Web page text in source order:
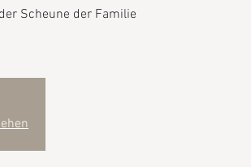
Scheune der Familie